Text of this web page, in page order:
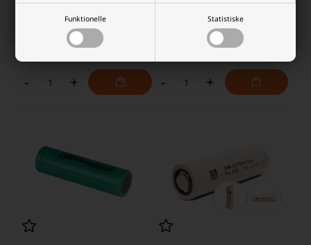
Funktionelle Statistiske
Laveste stykpris: 199,95 DKK
- +
Laveste stykpris: 92,29 DKK
- +